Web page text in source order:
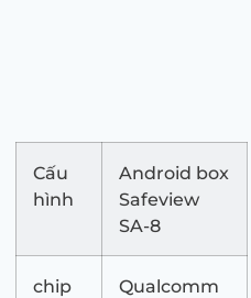
Cấu
hình
Android box
Safeview
SA-8
chip
Qualcomm